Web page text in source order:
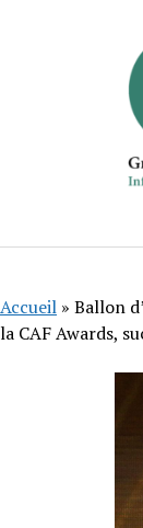
Accueil » Ballon
la CAF Awards,